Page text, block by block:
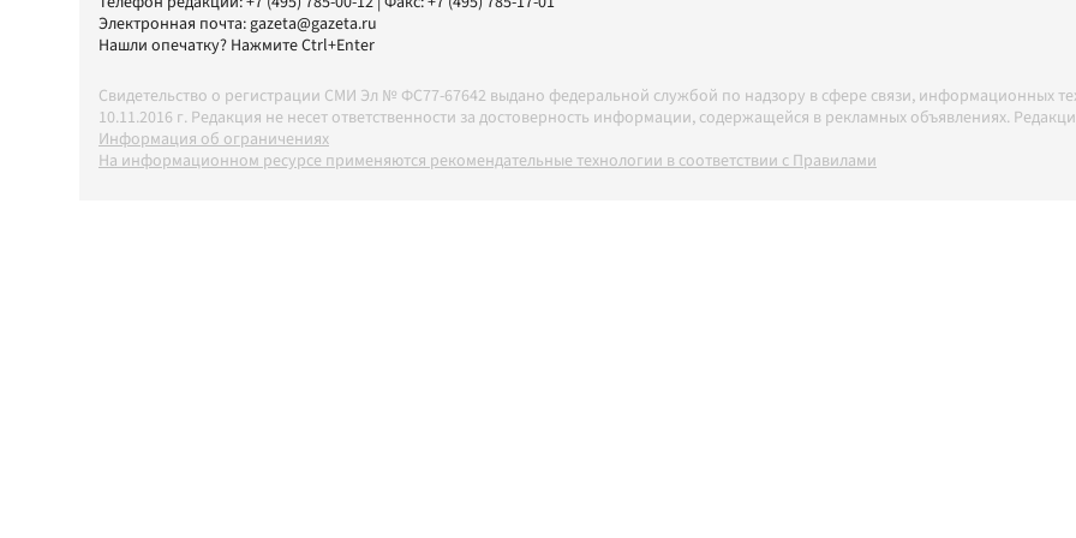
Электронная почта:gazeta@gazeta.ru
Нашли опечатку? Нажмите Ctrl+Enter
Свидетельство о регистрации СМИ Эл № ФС77-67642 выдано федеральной службой по надзору в сфере связи, информационных
10.11.2016 г. Редакция не несет ответственности за достоверность информации, содержащейся в рекламных объявлениях.
Информация об ограничениях
На информационном ресурсе применяются рекомендательные технологии в соответствии с Правилами